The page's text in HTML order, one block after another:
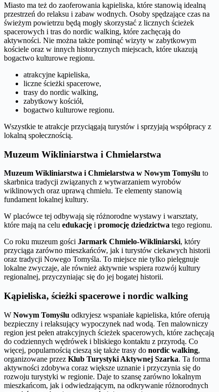
Miasto ma też do zaoferowania kąpieliska, które stanowią idealną
przestrzeń do relaksu i zabaw wodnych. Osoby spędzające czas na
świeżym powietrzu będą mogły skorzystać z licznych ścieżek
spacerowych i tras do nordic walking, które zachęcają do
aktywności. Nie można także pominąć wizyty w zabytkowym
kościele oraz w innych historycznych miejscach, które ukazują
bogactwo kulturowe regionu.
atrakcyjne kąpieliska,
liczne ścieżki spacerowe,
trasy do nordic walking,
zabytkowy kościół,
bogactwo kulturowe regionu.
Wszystkie te atrakcje przyciągają turystów i sprzyjają współpracy z
lokalną społecznością.
Muzeum Wikliniarstwa i Chmielarstwa
Muzeum Wikliniarstwa i Chmielarstwa w Nowym Tomyślu to
skarbnica tradycji związanych z wytwarzaniem wyrobów
wiklinowych oraz uprawą chmielu. Te elementy stanowią
fundament lokalnej kultury.
W placówce tej odbywają się różnorodne wystawy i warsztaty,
które mają na celu edukację i promocję dziedzictwa tego regionu.
Co roku muzeum gości Jarmark Chmielo-Wikliniarski, który
przyciąga zarówno mieszkańców, jak i turystów ciekawych historii
oraz tradycji Nowego Tomyśla. To miejsce nie tylko pielęgnuje
lokalne zwyczaje, ale również aktywnie wspiera rozwój kultury
regionalnej, przyczyniając się do jej bogatej historii.
Kąpieliska, ścieżki spacerowe i nordic walking
W Nowym Tomyślu odkryjesz wspaniałe kąpieliska, które oferują
bezpieczny i relaksujący wypoczynek nad wodą. Ten malowniczy
region jest pełen atrakcyjnych ścieżek spacerowych, które zachęcają
do codziennych wędrówek i bliskiego kontaktu z przyrodą. Co
więcej, popularnością cieszą się także trasy do nordic walking,
organizowane przez Klub Turystyki Aktywnej Szarka. Ta forma
aktywności zdobywa coraz większe uznanie i przyczynia się do
rozwoju turystyki w regionie. Daje to szansę zarówno lokalnym
mieszkańcom, jak i odwiedzającym, na odkrywanie różnorodnych